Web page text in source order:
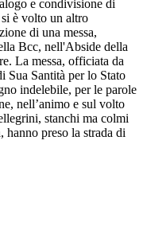
e condivisione di
è volto un altro
di una messa,
Bcc, nell'Abside della
La messa, officiata da
Sua Santità per lo Stato
indelebile, per le parole
nell’animo e sul volto
stanchi ma colmi
hanno preso la strada di